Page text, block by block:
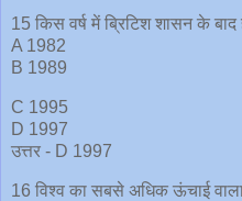
15 किस वर्ष में ब्रिटिश शासन के
A 1982
B 1989
C 1995
D 1997
उत्तर - D 1997
16 विश्व का सबसे अधिक ऊंचाई